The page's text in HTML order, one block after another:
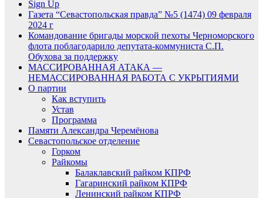
Sign Up
Газета “Севастопольская правда” №5 (1474) 09 февраля
2024 г
Командование бригады морской пехоты Черноморского
флота поблагодарило депутата-коммуниста С.П.
Обухова за поддержку
МАССИРОВАННАЯ АТАКА —
НЕМАССИРОВАННАЯ РАБОТА С УКРЫТИЯМИ
О партии
Как вступить
Устав
Программа
Памяти Александра Черемёнова
Севастопольское отделение
Горком
Райкомы
Балаклавский райком КПРФ
Гагаринский райком КПРФ
Ленинский райком КПРФ